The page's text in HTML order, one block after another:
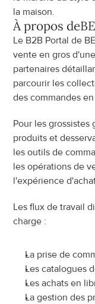
la maison.
À propos de
Le B2B Portal de
vente en gros
partenaires
parcourir les
des commandes
Pour les
produits et
les outils de
les opérations de
l'expérience
Les flux de travail
charge :
La prise de
Les catalogues
Les achats en
La gestion des